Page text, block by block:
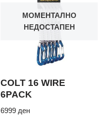
МОМЕНТАЛНО
НЕДОСТАПЕН
COLT 16 WIRE
6PACK
6999 ден